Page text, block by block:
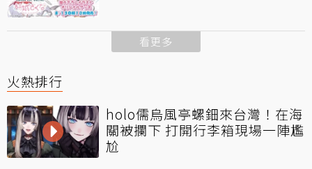
看更多
火熱排行
holo儒烏風亭螺鈿來台灣！在海
關被攔下 打開行李箱現場一陣尷
尬